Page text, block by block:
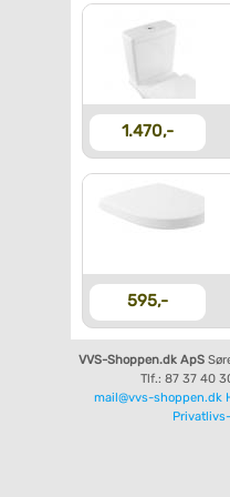
1.470,-
595,-
VVS-Shoppen.dk ApS
Tlf.: 87 37 40
mail@vvs-shoppen.dk